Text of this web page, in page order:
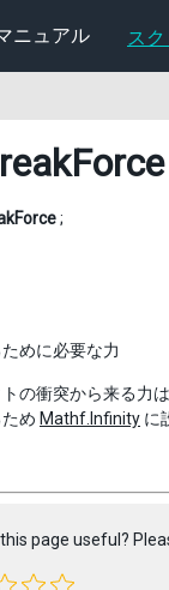
ニュアル ス
;
めに必要な力
の衝突から来る力は
め Mathf.Infinity に
page useful?